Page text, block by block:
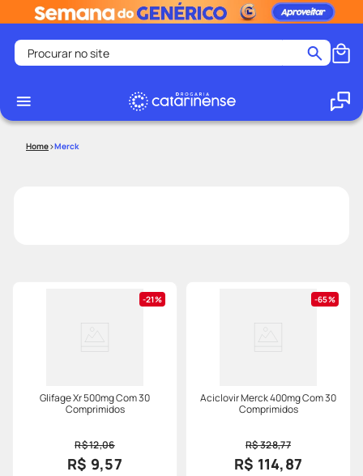
Procurar no site
1
teste gravidez
Merck
21%
Glifage Xr 500mg Com 30
Comprimidos
R$ 12,06
R$ 9,57
65%
Aciclovir Merck 400mg Com 30
Comprimidos
R$ 328,77
R$ 114,87